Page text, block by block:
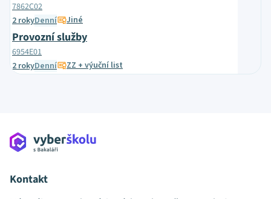
7862C02
2 rokyDenní Jiné
Provozní služby
6954E01
2 rokyDenní ZZ + výuční list
Kontakt